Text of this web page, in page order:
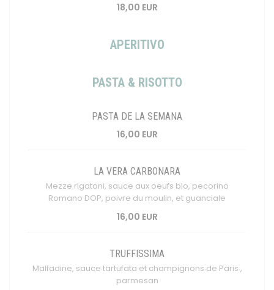
18,00 EUR
APERITIVO
PASTA & RISOTTO
PASTA DE LA SEMANA
16,00 EUR
LA VERA CARBONARA
Mezze rigatoni, sauce aux oeufs bio, pecorino
Romano DOP, poivre du moulin, et guanciale
16,00 EUR
TRUFFISSIMA
Malfadine, sauce tartufata et champignons de Paris ,
parmesan